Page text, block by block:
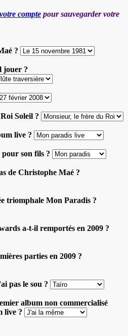
compte pour sauvegarder votre
?
jouer ?
Soleil ?
live ?
son fils ?
de Christophe Maé ?
triomphale Mon Paradis ?
a-t-il remportés en 2009 ?
parties en 2009 ?
pas le sou ?
album non commercialisé
live ?